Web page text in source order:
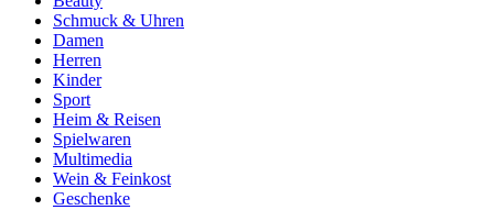
Schmuck & Uhren
Damen
Herren
Kinder
Sport
Heim & Reisen
Spielwaren
Multimedia
Wein & Feinkost
Geschenke